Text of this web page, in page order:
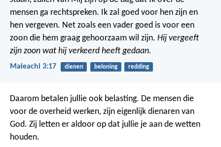
mensen ga rechtspreken. Ik zal goed voor hen zijn en
hen vergeven. Net zoals een vader goed is voor een
zoon die hem graag gehoorzaam wil zijn. Hij vergeeft
zijn zoon wat hij verkeerd heeft gedaan.
Maleachi 3:17 dienen beloning redding
Daarom betalen jullie ook belasting. De mensen die
voor de overheid werken, zijn eigenlijk dienaren van
God. Zij letten er aldoor op dat jullie je aan de wetten
houden.